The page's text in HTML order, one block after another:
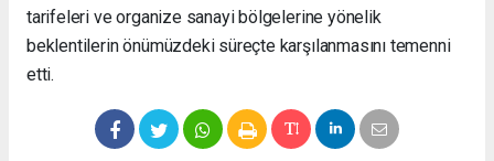
tarifeleri ve organize sanayi bölgelerine yönelik
beklentilerin önümüzdeki süreçte karşılanmasını temenni
etti.